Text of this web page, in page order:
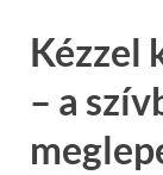
Kézzel
– a